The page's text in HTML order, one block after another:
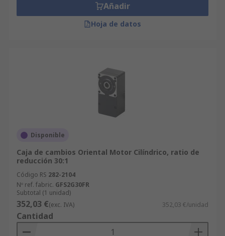
Añadir
Hoja de datos
Disponible
Caja de cambios Oriental Motor Cilíndrico, ratio de
reducción 30:1
Código RS 282-2104
Nº ref. fabric. GFS2G30FR
Subtotal (1 unidad)
352,03 €(exc. IVA) 352,03 €/unidad
Cantidad